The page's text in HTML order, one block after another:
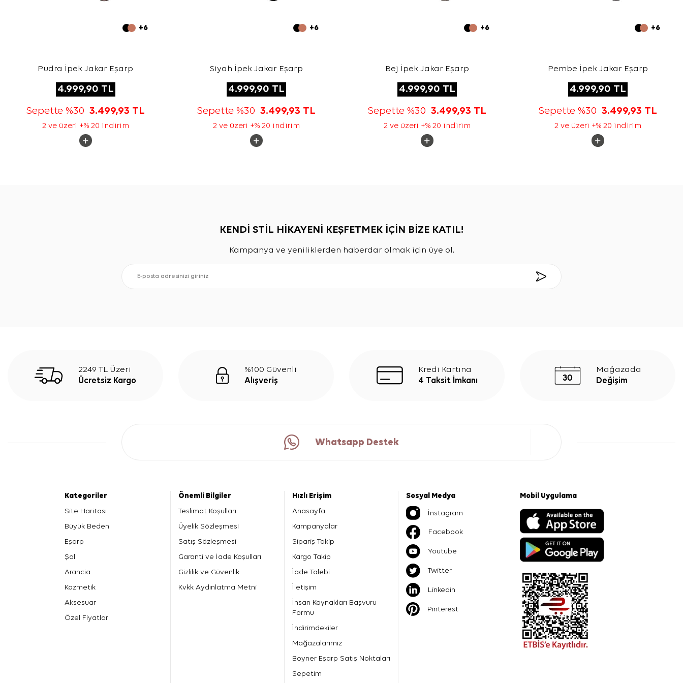
+6
Pudra İpek Jakar Eşarp
4.999,90 TL
Sepette %30 3.499,93 TL
2 ve üzeri +% 20 indirim
+6
Siyah İpek Jakar Eşarp
4.999,90 TL
Sepette %30 3.499,93 TL
2 ve üzeri +% 20 indirim
+6
Bej İpek Jakar Eşarp
4.999,90 TL
Sepette %30 3.499,93 TL
2 ve üzeri +% 20 indirim
+6
Pembe İpek Jakar Eşarp
4.999,90 TL
Sepette %30 3.499,93 TL
2 ve üzeri +% 20 indirim
KENDİ STİL HİKAYENİ KEŞFETMEK İÇİN BİZE KATIL!
Kampanya ve yeniliklerden haberdar olmak için üye ol.
2249 TL Üzeri
Ücretsiz Kargo
%100 Güvenli
Alışveriş
Kredi Kartına
4 Taksit İmkanı
Mağazada
Değişim
Whatsapp Destek
Kategoriler
Site Haritası
Büyük Beden
Eşarp
Şal
Arancia
Kozmetik
Aksesuar
Özel Fiyatlar
Önemli Bilgiler
Teslimat Koşulları
Üyelik Sözleşmesi
Satış Sözleşmesi
Garanti ve İade Koşulları
Gizlilik ve Güvenlik
Kvkk Aydınlatma Metni
Hızlı Erişim
Anasayfa
Kampanyalar
Sipariş Takip
Kargo Takip
İade Talebi
İletişim
İnsan Kaynakları Başvuru
Formu
İndirimdekiler
Mağazalarımız
Boyner Eşarp Satış Noktaları
Sepetim
Sosyal Medya
İnstagram
Facebook
Youtube
Twitter
Linkedin
Pinterest
Mobil Uygulama